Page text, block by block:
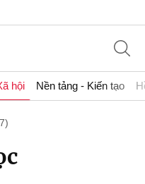
hội Nền tảng - Kiến tạo